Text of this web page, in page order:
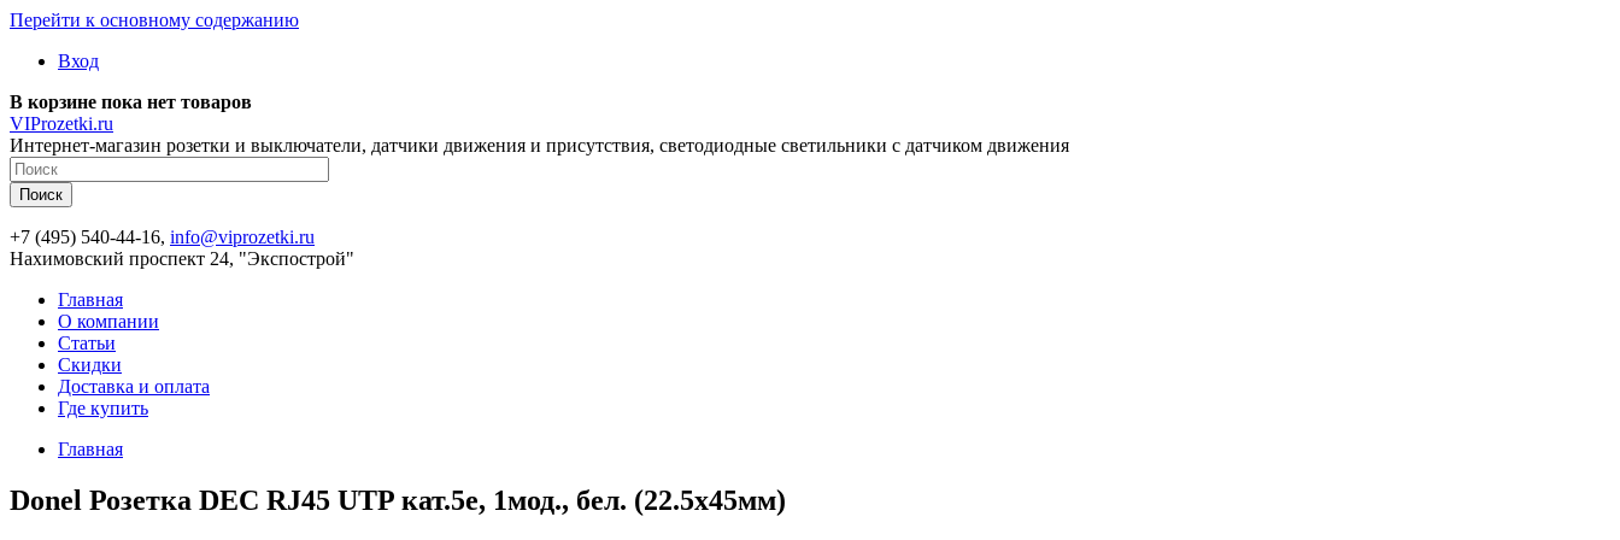
Перейти к основному содержанию
Вход
В корзине пока нет товаров
VIProzetki.ru
Интернет-магазин розетки и выключатели, датчики движения и присутствия, светодиодные светильники с датчиком движения
+7 (495) 540-44-16, info@viprozetki.ru
Нахимовский проспект 24, "Экспострой"
Главная
О компании
Статьи
Скидки
Доставка и оплата
Где купить
Главная
Donel Розетка DEC RJ45 UTP кат.5e, 1мод., бел. (22.5х45мм)